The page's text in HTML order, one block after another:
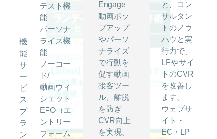
機
能
サ
ー
ビ
ス
プ
ラ
ン
テスト機
能
パーソナ
ライズ機
能
ノーコー
ド/
動画ウィ
ジェット
EFO（エ
ントリー
フォーム
Engage
動画ポッ
プアップ
やパーソ
ナライズ
で行動を
促す動画
接客ツー
ル。離脱
を防ぎ
CVR向上
を実現。
と、コン
サルタン
トのノウ
ハウと実
行力で、
LPやサイ
トのCVR
を改善し
ます。
ウェブサ
イト・
EC・LP
2021/11/26
【SiTest】ヒートマップとA/Bテス
トで結果を出す ランディングペー
ジ改善術【セミナー】
SiTest TV